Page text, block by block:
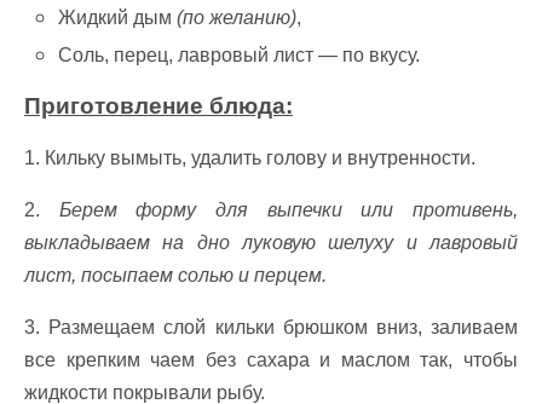
Жидкий дым(по желанию),
Соль, перец, лавровый лист — по вкусу.
Приготовление блюда:
1. Кильку вымыть, удалить голову и внутренности.
2. Берем форму для выпечки или противень,
выкладываем на дно луковую шелуху и лавровый
лист, посыпаем солью и перцем.
3. Размещаем слой кильки брюшком вниз, заливаем
все крепким чаем без сахара и маслом так, чтобы
жидкости покрывали рыбу.